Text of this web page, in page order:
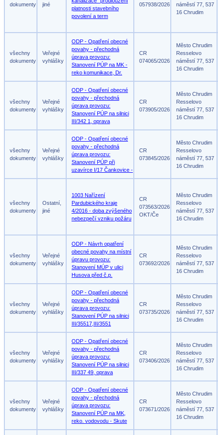
dokumenty jiné
platnosti stavebního
povolení a term
057938/2026
náměstí 77, 537
16 Chrudim
všechny
dokumenty
Veřejné
vyhlášky
ODP - Opatření obecné
povahy - přechodná
úprava provozu:
Stanovení PÚP na MK -
reko komunikace, Dr.
CR
074065/2026
Město Chrudim
Resselovo
náměstí 77, 537
16 Chrudim
všechny
dokumenty
Veřejné
vyhlášky
ODP - Opatření obecné
povahy - přechodná
úprava provozu:
Stanovení PÚP na silnici
III/342 1, oprava
CR
073905/2026
Město Chrudim
Resselovo
náměstí 77, 537
16 Chrudim
všechny
dokumenty
Veřejné
vyhlášky
ODP - Opatření obecné
povahy - přechodná
úprava provozu:
Stanovení PÚP při
uzavírce I/17 Čankovice -
CR
073845/2026
Město Chrudim
Resselovo
náměstí 77, 537
16 Chrudim
všechny
dokumenty
Ostatní,
jiné
1003 Nařízení
Pardubického kraje
4/2016 - doba zvýšeného
nebezpečí vzniku požáru
CR
073563/2026
OKT/Če
Město Chrudim
Resselovo
náměstí 77, 537
16 Chrudim
všechny
dokumenty
Veřejné
vyhlášky
ODP - Návrh opatření
obecné povahy na místní
úpravu provozu:
Stanovení MÚP v ulici
Husova před č.p.
CR
073692/2026
Město Chrudim
Resselovo
náměstí 77, 537
16 Chrudim
všechny
dokumenty
Veřejné
vyhlášky
ODP - Opatření obecné
povahy - přechodná
úprava provozu:
Stanovení PÚP na silnici
III/35517,III/3551
CR
073735/2026
Město Chrudim
Resselovo
náměstí 77, 537
16 Chrudim
všechny
dokumenty
Veřejné
vyhlášky
ODP - Opatření obecné
povahy - přechodná
úprava provozu:
Stanovení PÚP na silnici
III/337 49, oprava
CR
073406/2026
Město Chrudim
Resselovo
náměstí 77, 537
16 Chrudim
všechny
dokumenty
Veřejné
vyhlášky
ODP - Opatření obecné
povahy - přechodná
úprava provozu:
Stanovení PÚP na MK,
reko. vodovodu - Skute
CR
073671/2026
Město Chrudim
Resselovo
náměstí 77, 537
16 Chrudim